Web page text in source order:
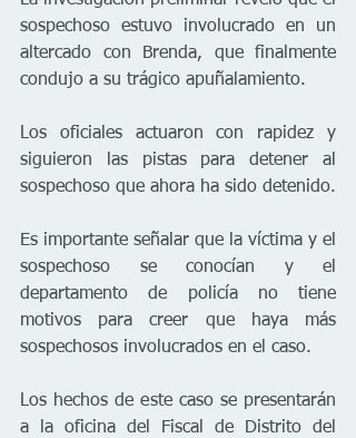
sospechoso estuvo involucrado en un
altercado con Brenda, que finalmente
condujo a su trágico apuñalamiento.
Los oficiales actuaron con rapidez y
siguieron las pistas para detener al
Es importante señalar que la víctima y el
sospechoso se conocían y el
departamento de policía no tiene
motivos para creer que haya más
sospechosos involucrados en el caso.
Los hechos de este caso se presentarán
a la oficina del Fiscal de Distrito del